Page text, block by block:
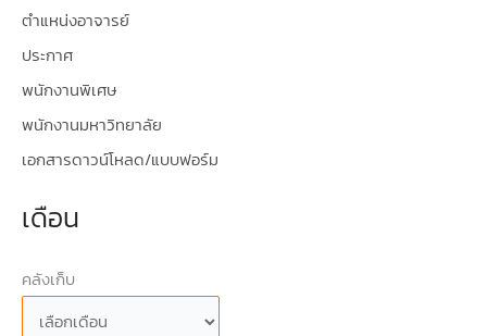
ตำแหน่งอาจารย์
ประกาศ
พนักงานพิเศษ
พนักงานมหาวิทยาลัย
เอกสารดาวน์โหลด/แบบฟอร์ม
เดือน
คลังเก็บ